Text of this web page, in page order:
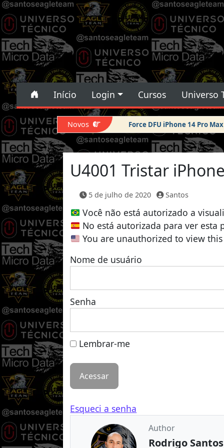
Pular para o conteúdo
Pular para o conteúdo
Navegação principal
Início Login Cursos Universo
Novos Force DFU iPhone 14 Pro Max
U4001 Tristar
5 de julho de 2020 Santos
Você não está autorizado a
No está autorizada para ver esta
You are unauthorized to view
Nome de usuário
Senha
Lembrar-me
Esqueci a senha
Author
Rodrigo Santos